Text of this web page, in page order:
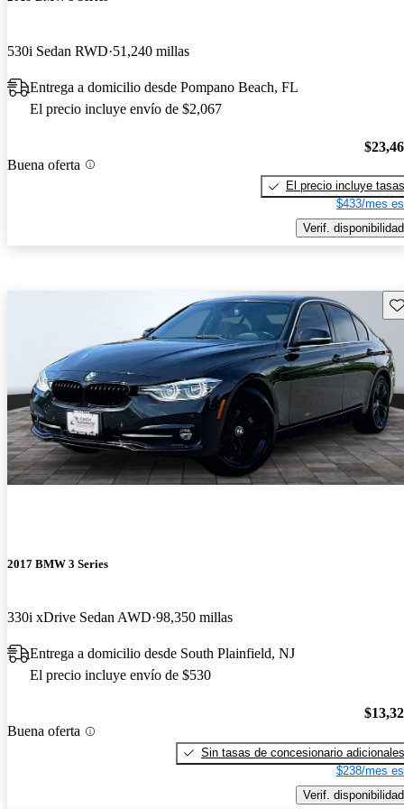
530i Sedan RWD 51,240 millas
Entrega a domicilio desde Pompano Beach, FL
El precio incluye envío de $2,067
Buena oferta
El precio incluye tasas
$433/mes
Verif. disponibilidad
2017 BMW 3 Series
330i xDrive Sedan AWD 98,350 millas
Entrega a domicilio desde South Plainfield, NJ
El precio incluye envío de $530
Buena oferta
Sin tasas de concesionario adicionales
$238/mes
Verif. disponibilidad